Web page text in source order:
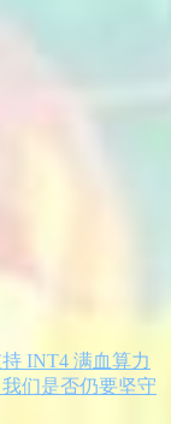
INT4 满血算力
们是否仍要坚守